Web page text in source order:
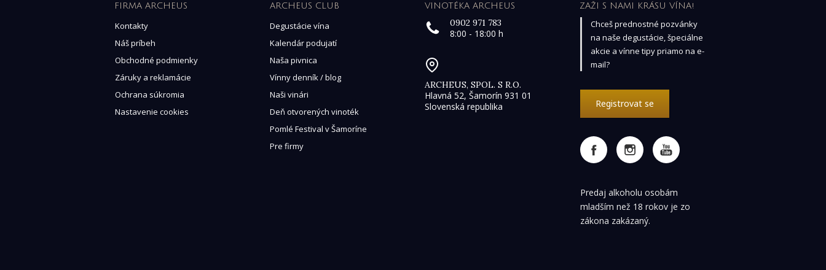
FIRMA ARCHEUS
Kontakty
Náš príbeh
Obchodné podmienky
Záruky a reklamácie
Ochrana súkromia
Nastavenie cookies
ARCHEUS CLUB
Degustácie vína
Kalendár podujatí
Naša pivnica
Vínny denník / blog
Naši vinári
Deň otvorených vinoték
Pomlé Festival v Šamoríne
Pre firmy
VINOTÉKA ARCHEUS
0902 971 783
8:00 - 18:00 h
ARCHEUS, SPOL. S R.O.
Hlavná 52, Šamorín 931 01
Slovenská republika
ZAŽI S NAMI KRÁSU VÍNA!
Chceš prednostné pozvánky
na naše degustácie, špeciálne
akcie a vínne tipy priamo na e-
mail?
Registrovat se
Predaj alkoholu osobám
mladším než 18 rokov je zo
zákona zakázaný.